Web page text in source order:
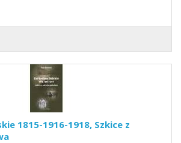
1815-1916-1918, Szkice z